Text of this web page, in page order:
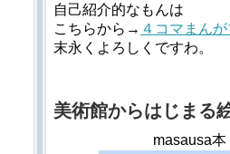
自己紹介的なもんは
こちらから→ ４コマまん
末永くよろしくですわ。
美術館からはじまる
masausa本